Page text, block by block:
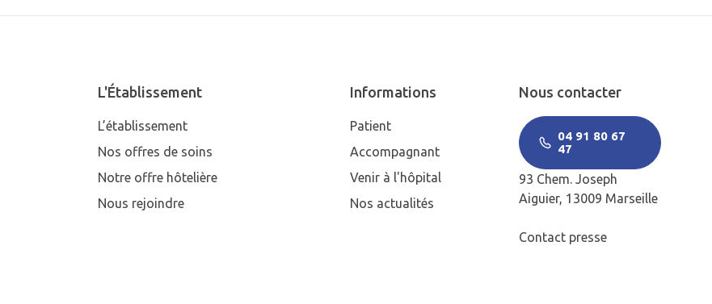
L'Établissement
L’établissement
Nos offres de soins
Notre offre hôtelière
Nous rejoindre
Informations
Patient
Accompagnant
Venir à l'hôpital
Nos actualités
Nous contacter
04 91 80 67
47
93 Chem. Joseph
Aiguier, 13009 Marseille
Contact presse